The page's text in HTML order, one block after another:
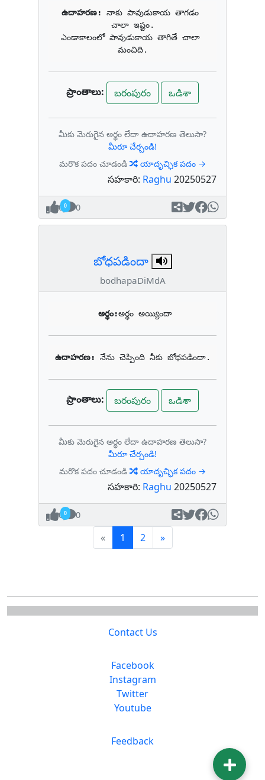
ఉదాహరణ: నాకు పావుడుకాయ తాగడం
చాలా ఇష్టం.
ఎండాకాలంలో పావుడుకాయ తాగితే చాలా
మంచిది.
ప్రాంతాలు: బరంపురం ఒడిశా
మీకు మెరుగైన అర్థం లేదా ఉదాహరణ తెలుసా?
మీరూ చేర్చండి!
మరొక పదం చూడండి
యాదృచ్ఛిక పదం →
సహకారి: Raghu 20250527
0 0
బోధపడిందా
bodhapaDiMdA
అర్థం:అర్థం అయ్యిందా
ఉదాహరణ: నేను చెప్పింది నీకు బోధపడిందా.
ప్రాంతాలు: బరంపురం ఒడిశా
మీకు మెరుగైన అర్థం లేదా ఉదాహరణ తెలుసా?
మీరూ చేర్చండి!
మరొక పదం చూడండి
యాదృచ్ఛిక పదం →
సహకారి: Raghu 20250527
0 0
« 1 (current)
2 »Next
Contact Us
Facebook
Instagram
Twitter
Youtube
Feedback